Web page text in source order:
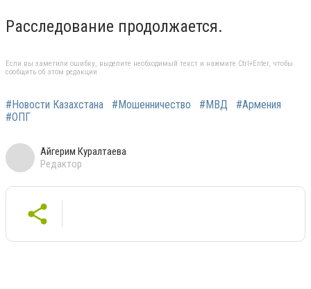
Расследование продолжается.
Если вы заметили ошибку, выделите необходимый текст и нажмите Ctrl+Enter, чтобы
сообщить об этом редакции
#Новости Казахстана #Мошенничество #МВД
#Армения
#ОПГ
Айгерим Куралтаева
Редактор